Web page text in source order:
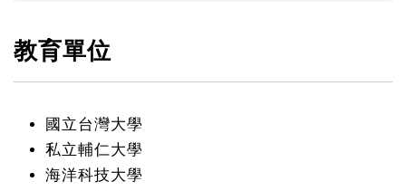
教育單位
國立台灣大學
私立輔仁大學
海洋科技大學